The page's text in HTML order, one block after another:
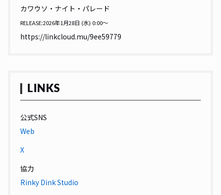
カワウソ・ナイト・パレード
RELEASE:2026年1月28日 (水) 0:00〜
https://linkcloud.mu/9ee59779
LINKS
公式SNS
Web
X
協力
Rinky Dink Studio